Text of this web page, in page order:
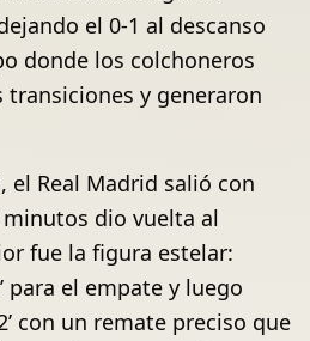
el 0-1 al descanso
donde los colchoneros
y generaron
el Real Madrid salió con
dio vuelta al
fue la figura estelar:
para el empate y luego
con un remate preciso que